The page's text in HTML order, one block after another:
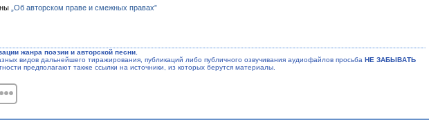
„Об авторском праве и смежных правах”
жанра поэзии и авторской песни.
видов дальнейшего тиражирования, публикаций либо публичного озвучивания аудиофайлов просьба НЕ ЗАБЫВАТЬ
предполагают также ссылки на источники, из которых берутся материалы.